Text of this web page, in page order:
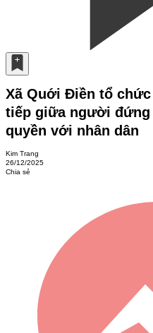
Xã Quới Điền tổ
tiếp giữa người đứng
quyền với nhân dân
Kim Trang
26/12/2025
Chia sẻ